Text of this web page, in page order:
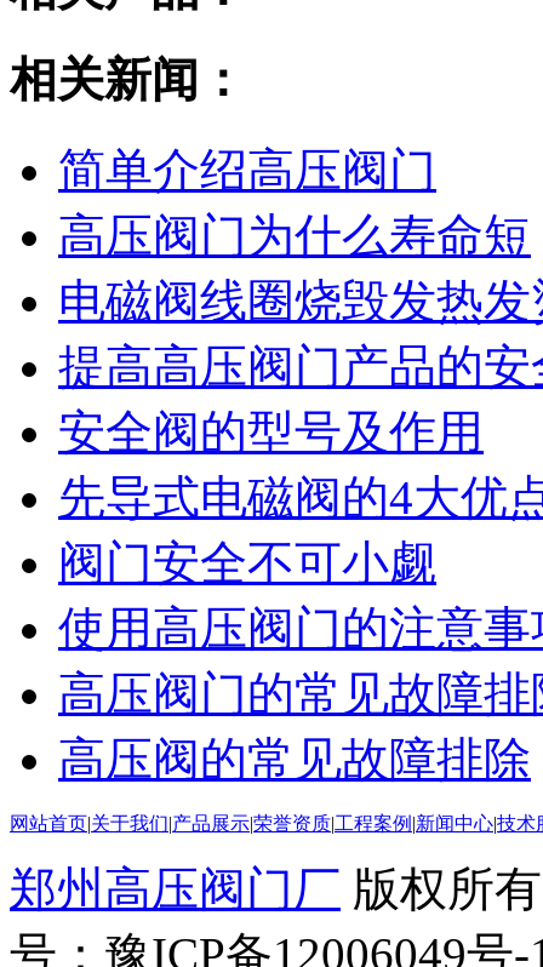
相关新闻：
简单介绍高压阀门
高压阀门为什么寿命短
电磁阀线圈烧毁发热
提高高压阀门产品的安
安全阀的型号及作用
先导式电磁阀的4大优
阀门安全不可小觑
使用高压阀门的注意事
高压阀门的常见故障排
高压阀的常见故障排除
网站首页|关于我们|产品展示|荣誉资质|工程案例 |新闻中心|技术
郑州高压阀门厂 版权所
号：豫ICP备12006049号-